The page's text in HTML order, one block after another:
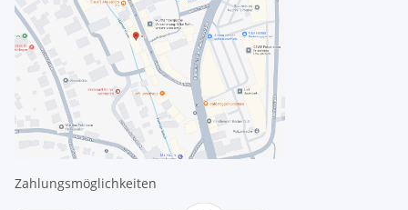
Zahlungsmöglichkeiten